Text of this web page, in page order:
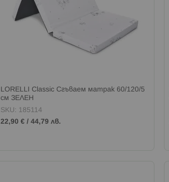
LORELLI Classic Сгъваем матрак 60/120/5
см ЗЕЛЕН
SKU: 185114
22,90 € /44,79 лв.